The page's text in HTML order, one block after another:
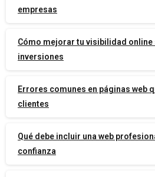
empresas
Cómo mejorar tu visibilidad online
inversiones
Errores comunes en páginas web
clientes
Qué debe incluir una web
confianza